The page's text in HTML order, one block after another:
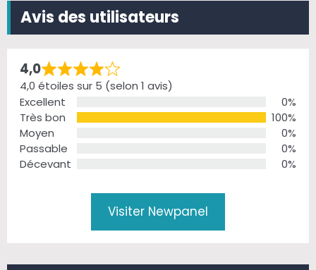
Avis des utilisateurs
4,0
Rated
4,0
out
of
4,0 étoiles sur 5 (selon 1 avis)
Excellent
0%
Très bon
100%
Moyen
0%
Passable
0%
Décevant
0%
Visiter Newpanel